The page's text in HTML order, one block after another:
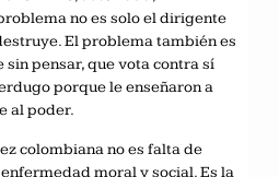
no es solo el dirigente
El problema también es
pensar, que vota contra sí
porque le enseñaron a
al poder.
colombiana no es falta de
moral y social. Es la